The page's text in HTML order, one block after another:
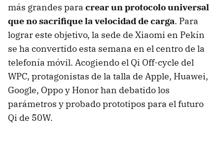
más grandes para crear un protocolo universal
que no sacrifique la velocidad de carga. Para
lograr este objetivo, la sede de Xiaomi en Pekín
se ha convertido esta semana en el centro de la
telefonía móvil. Acogiendo el Qi Off-cycle del
WPC, protagonistas de la talla de Apple, Huawei,
Google, Oppo y Honor han debatido los
parámetros y probado prototipos para el futuro
Qi de 50W.